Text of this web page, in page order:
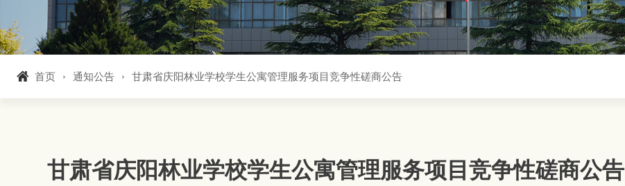
首页 通知公告 甘肃省庆阳林业学校学生公寓管理服务项目竞争性磋商公告
甘肃省庆阳林业学校学生公寓管理服务项目竞争性磋商公告